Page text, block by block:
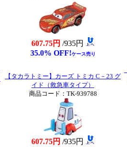
607.75円 /935円
35.0% OFF!ケース売り
【タカラトミー】カーズ トミカ C－23 グ
イド（救急車タイプ）
商品コード：TK-939788
607.75円 /935円